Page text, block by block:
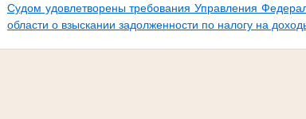
Судом удовлетворены требования Управления
области о взыскании задолженности по налогу на